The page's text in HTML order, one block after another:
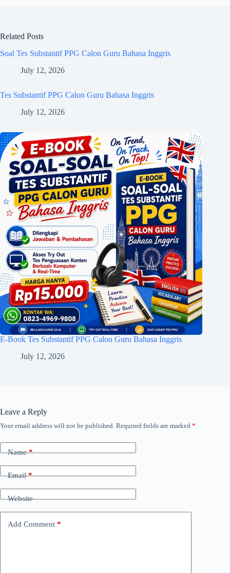
Related Posts
Soal Tes Substantif PPG Calon Guru Bahasa Inggris
July 12, 2026
Tes Substantif PPG Calon Guru Bahasa Inggris
July 12, 2026
E-Book Tes Substantif PPG Calon Guru Bahasa Inggris
July 12, 2026
Leave a Reply
Your email address will not be published. Required fields are marked *
Name*
Email*
Website
Add Comment *